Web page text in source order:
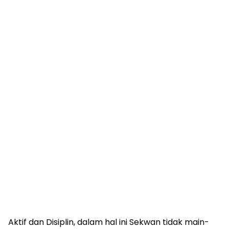
Aktif dan Disiplin, dalam hal ini Sekwan tidak main-